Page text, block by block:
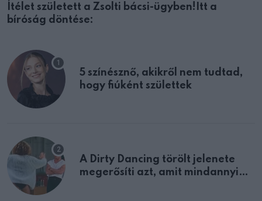
Ítélet született a Zsolti bácsi-ügyben!Itt a
bíróság döntése:
5 színésznő, akikről nem tudtad,
hogy fiúként születtek
A Dirty Dancing törölt jelenete
megerősíti azt, amit mindannyian